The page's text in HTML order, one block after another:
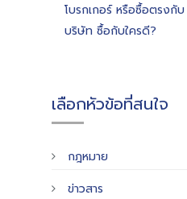
โบรกเกอร์ หรือซื้อตรงกับ
บริษัท ซื้อกับใครดี?
เลือกหัวข้อที่สนใจ
กฎหมาย
ข่าวสาร